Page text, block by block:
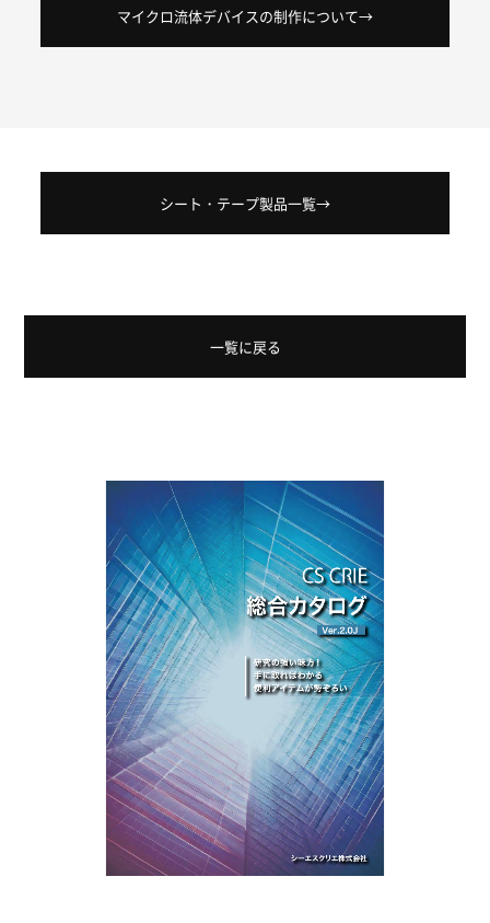
マイクロ流体デバイスの制作について→
シート・テープ製品一覧→
一覧に戻る